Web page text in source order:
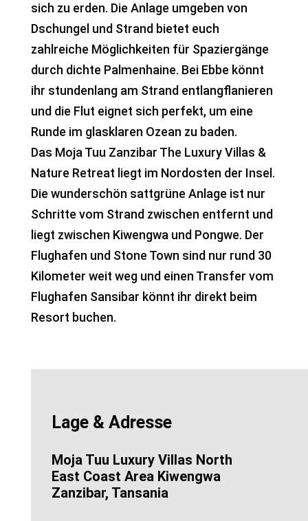
sich zu erden. Die Anlage umgeben von
Dschungel und Strand bietet euch
zahlreiche Möglichkeiten für Spaziergänge
durch dichte Palmenhaine. Bei Ebbe könnt
ihr stundenlang am Strand entlangflanieren
und die Flut eignet sich perfekt, um eine
Runde im glasklaren Ozean zu baden.
Das Moja Tuu Zanzibar The Luxury Villas &
Nature Retreat liegt im Nordosten der Insel.
Die wunderschön sattgrüne Anlage ist nur
Schritte vom Strand zwischen entfernt und
liegt zwischen Kiwengwa und Pongwe. Der
Flughafen und Stone Town sind nur rund 30
Kilometer weit weg und einen Transfer vom
Flughafen Sansibar könnt ihr direkt beim
Resort buchen.
Lage & Adresse
Moja Tuu Luxury Villas North
East Coast Area Kiwengwa
Zanzibar, Tansania